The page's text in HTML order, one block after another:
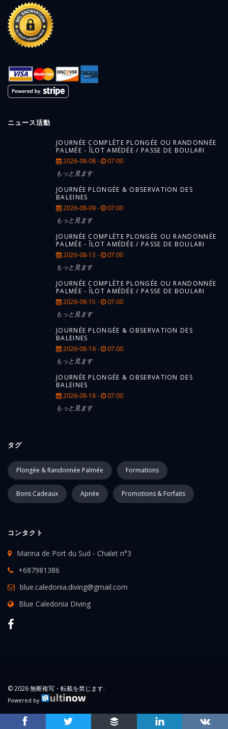
ニュース活動
JOURNÉE COMPLÈTE PLONGÉE OU RANDONNÉE
PALMÉE - ÎLOT AMÉDÉE / PASSE DE BOULARI
2026-08-08 -
07:00
もっと見ます
JOURNÉE PLONGÉE & OBSERVATION DES
BALEINES
2026-08-09 -
07:00
もっと見ます
JOURNÉE COMPLÈTE PLONGÉE OU RANDONNÉE
PALMÉE - ÎLOT AMÉDÉE / PASSE DE BOULARI
2026-08-13 -
07:00
もっと見ます
JOURNÉE COMPLÈTE PLONGÉE OU RANDONNÉE
PALMÉE - ÎLOT AMÉDÉE / PASSE DE BOULARI
2026-08-15 -
07:00
もっと見ます
JOURNÉE PLONGÉE & OBSERVATION DES
BALEINES
2026-08-16 -
07:00
もっと見ます
JOURNÉE PLONGÉE & OBSERVATION DES
BALEINES
2026-08-18 -
07:00
もっと見ます
タグ
Plongée & Randonnée Palmée Formations
Bons Cadeaux Apnée Promotions & Forfaits
コンタクト
Marina de Port du Sud - Chalet n°3
+687981386
blue.caledonia.diving@gmail.com
Blue Caledonia Diving
© 2026 無断複写・転載を禁じます.
Powered by
カレンダー 販売条件
Legal Information